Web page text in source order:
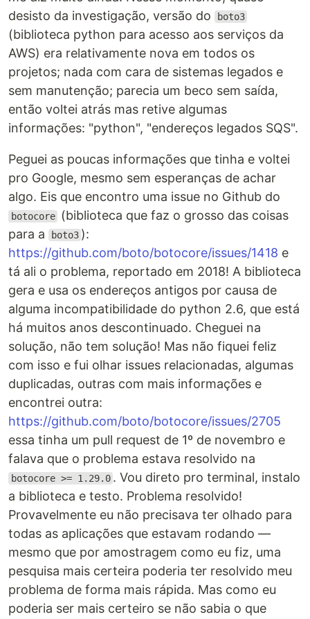
desisto da investigação, versão do
boto3
(biblioteca python para acesso aos serviços da
AWS) era relativamente nova em todos os
projetos; nada com cara de sistemas legados e
sem manutenção; parecia um beco sem saída,
então voltei atrás mas retive algumas
informações: "python", "endereços legados SQS".
Peguei as poucas informações que tinha e voltei
pro Google, mesmo sem esperanças de achar
algo. Eis que encontro uma issue no Github do
botocore
(biblioteca que faz o grosso das coisas
para a
boto3 ):
https://github.com/boto/botocore/issues/1418 e
tá ali o problema, reportado em 2018! A biblioteca
gera e usa os endereços antigos por causa de
alguma incompatibilidade do python 2.6, que está
há muitos anos descontinuado. Cheguei na
solução, não tem solução! Mas não fiquei feliz
com isso e fui olhar issues relacionadas, algumas
duplicadas, outras com mais informações e
encontrei outra:
https://github.com/boto/botocore/issues/2705
essa tinha um pull request de 1º de novembro e
falava que o problema estava resolvido na
botocore >= 1.29.0 . Vou direto pro terminal, instalo
a biblioteca e testo. Problema resolvido!
Provavelmente eu não precisava ter olhado para
todas as aplicações que estavam rodando —
mesmo que por amostragem como eu fiz, uma
pesquisa mais certeira poderia ter resolvido meu
problema de forma mais rápida. Mas como eu
poderia ser mais certeiro se não sabia o que